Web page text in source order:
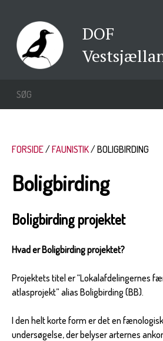
DOF
FORSIDE FAUNISTIK BOLIGBIRDING
Boligbirding
Boligbirding projektet
Hvad er Boligbirding projektet?
Projektets titel er “Lokalafdelingernes
atlasprojekt” alias Boligbirding (BB).
I den helt korte form er det en
undersøgelse, der belyser arternes